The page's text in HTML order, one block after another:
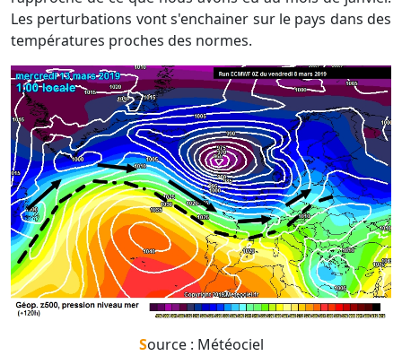
Les perturbations vont s'enchainer sur le pays dans des
températures proches des normes.
Source : Météociel